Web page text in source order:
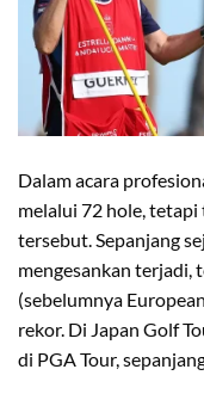
Dalam acara
melalui 72 hole,
tersebut. Sepanjang
mengesankan terjadi,
(sebelumnya
rekor. Di Japan Golf
di PGA Tour,